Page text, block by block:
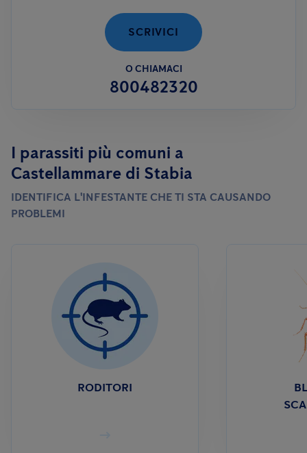
SCRIVICI
O CHIAMACI
800482320
I parassiti più comuni a
Castellammare di Stabia
IDENTIFICA L'INFESTANTE CHE TI STA CAUSANDO
PROBLEMI
RODITORI